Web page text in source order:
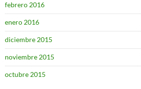
febrero 2016
enero 2016
diciembre 2015
noviembre 2015
octubre 2015